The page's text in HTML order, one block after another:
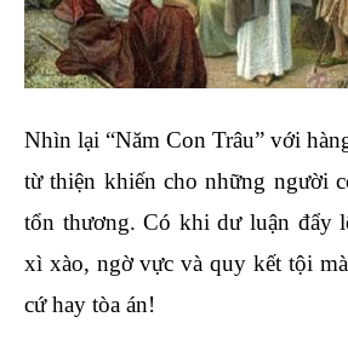
Nhìn lại “Năm Con Trâu” với
từ thiện khiến cho những người
tổn thương. Có khi dư luận đẩy
xì xào, ngờ vực và quy kết tội
cứ hay tòa án!